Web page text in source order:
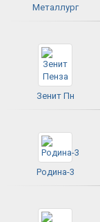
Металлург
Зенит Пн
Родина-3